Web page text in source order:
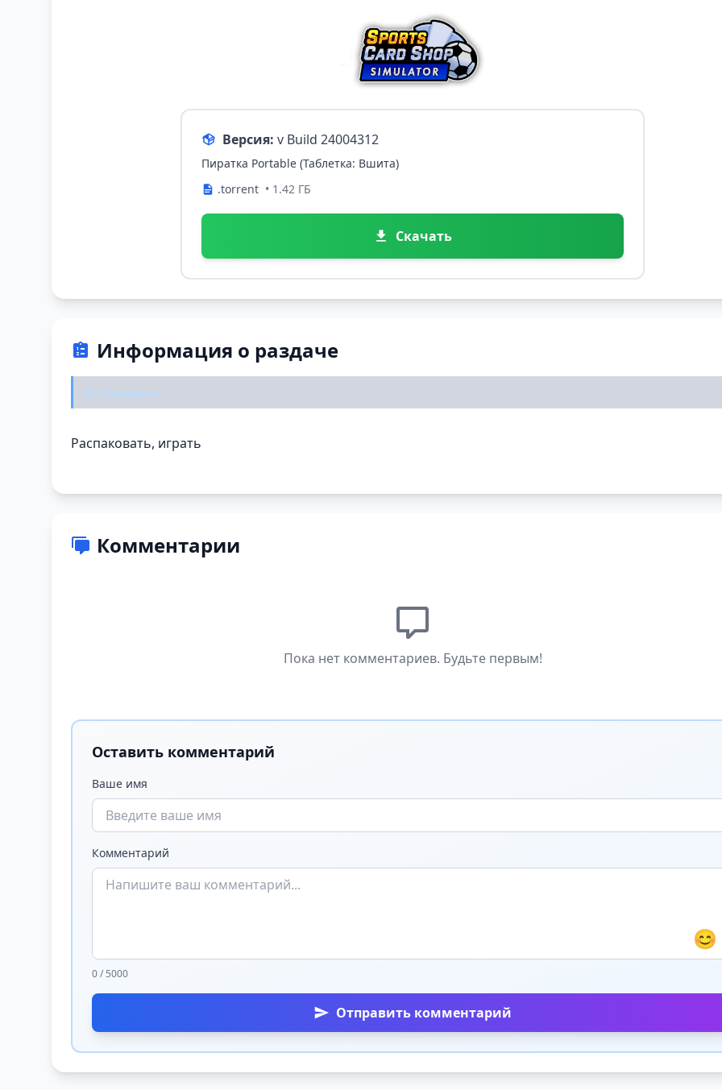
Версия: v Build 24004312
Пиратка Portable (Таблетка: Вшита)
.torrent • 1.42 ГБ
Скачать
Информация о раздаче
Установка:
Распаковать, играть
Комментарии
Пока нет комментариев. Будьте первым!
Оставить комментарий
Ваше имя
Комментарий
😊
0 / 5000
Отправить комментарий